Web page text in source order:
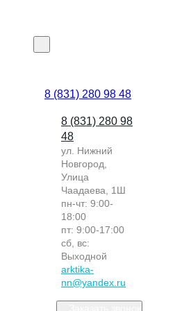
8 (831) 280 98 48
8 (831) 280 98
48
ул. Нижний
Новгород,
Улица
Чаадаева, 1Ш
пн-чт: 9:00-
18:00
пт: 9:00-17:00
сб, вс:
Выходной
arktika-
nn@yandex.ru